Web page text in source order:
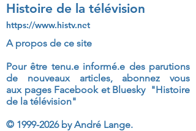
Histoire de la télévision
https://www.histv.net
A propos de ce site
Pour être tenu.e informé.e des parutions
de nouveaux articles, abonnez vous
aux pages Facebook et Bluesky "Histoire
de la télévision"
© 1999-2026by André Lange.